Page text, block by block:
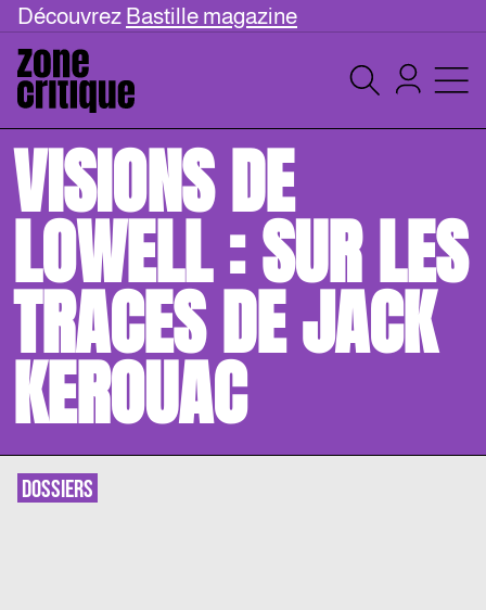
Découvrez Bastille magazine
VISIONS DE
LOWELL : SUR LES
TRACES DE JACK
KEROUAC
DOSSIERS